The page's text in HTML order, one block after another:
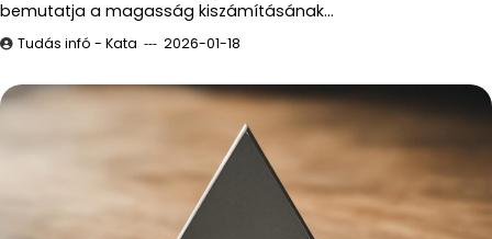
bemutatja a magasság kiszámításának…
Tudás infó - Kata 2026-01-18